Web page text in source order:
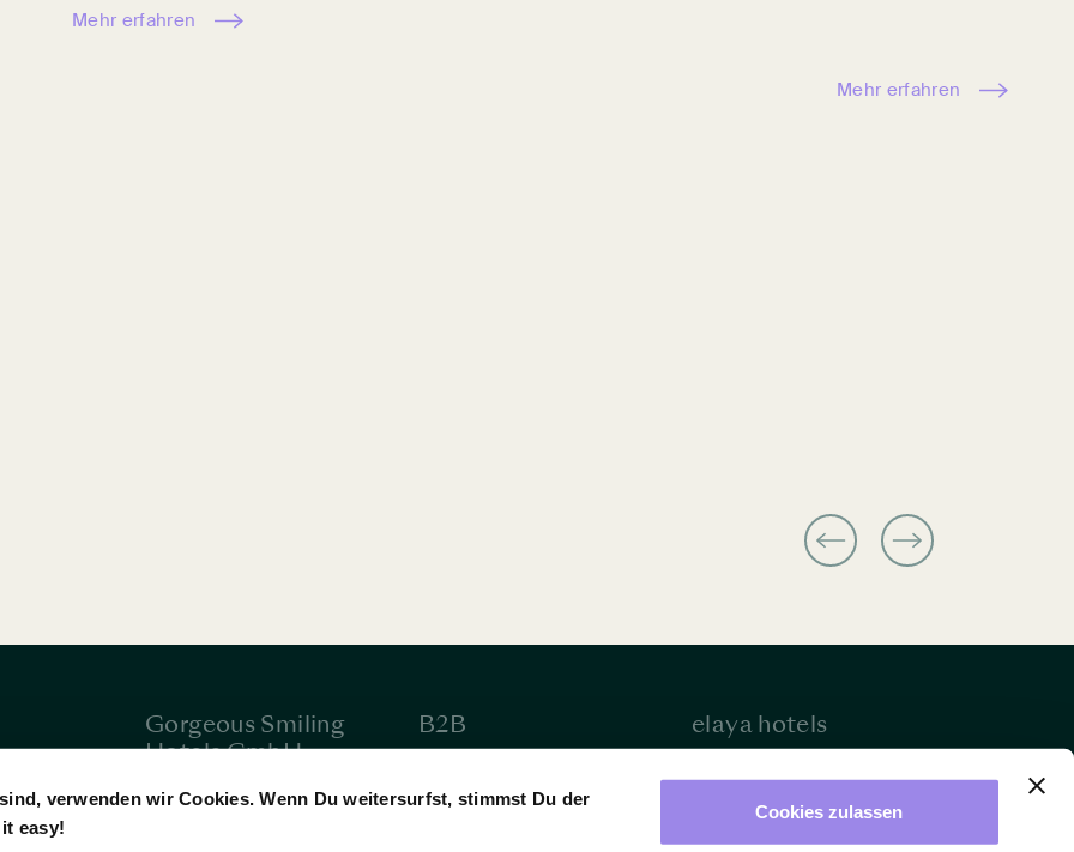
verwenden wir Cookies. Wenn Du weitersurfst, stimmst Du der
easy!
Cookies zulassen
Mehr erfahren
Mehr erfahren
Gorgeous Smiling
Hotels GmbH
Über uns
B2B
Reisebüros &
elaya hotels